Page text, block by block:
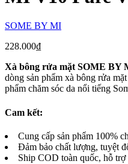
SOME BY MI
228.000₫
Xà bông rửa mặt SOME BY
dòng sản phẩm xà bông rửa
phẩm chăm sóc da nổi tiếng
Cam kết:
Cung cấp sản phẩm 100%
Đảm bảo chất lượng, tuyệt
Ship COD toàn quốc, hỗ trợ